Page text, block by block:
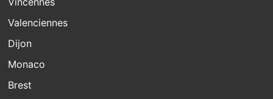
Valenciennes
Dijon
Monaco
Brest